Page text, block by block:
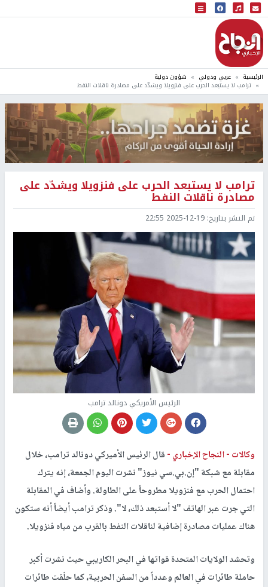
البث المباشر
إذاعة النجاح
الرئيسية عربي ودولي شؤون دولية
ترامب لا يستبعد الحرب على فنزويلا ويشدّد على مصادرة ناقلات النفط
ترامب لا يستبعد الحرب على فنزويلا ويشدّد على
مصادرة ناقلات النفط
تم النشر بتاريخ: 2025-12-19 22:55
الرئيس الأمريكي دونالد ترامب
وكالات -النجاح الإخباري -قال الرئيس الأميركي دونالد ترامب، خلال
مقابلة مع شبكة "إن.بي.سي نيوز" نشرت اليوم الجمعة، إنه يترك
احتمال الحرب مع فنزويلا مطروحاً على الطاولة. وأضاف في المقابلة
التي جرت عبر الهاتف "لا أستبعد ذلك، لا". وذكر ترامب أيضاً أنه ستكون
هناك عمليات مصادرة إضافية لناقلات النفط بالقرب من مياه فنزويلا.
وتحشد الولايات المتحدة قواتها في البحر الكاريبي حيث نشرت أكبر
حاملة طائرات في العالم وعدداً من السفن الحربية، كما حلّقت طائرات